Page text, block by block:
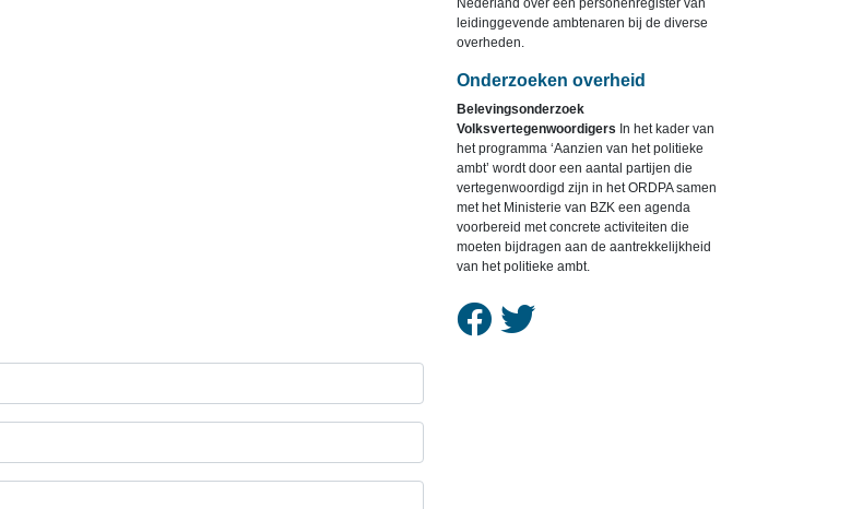
Nederland over een personenregister van
leidinggevende ambtenaren bij de diverse
overheden.
Onderzoeken overheid
Belevingsonderzoek
Volksvertegenwoordigers In het kader van
het programma ‘Aanzien van het politieke
ambt’ wordt door een aantal partijen die
vertegenwoordigd zijn in het ORDPA samen
met het Ministerie van BZK een agenda
voorbereid met concrete activiteiten die
moeten bijdragen aan de aantrekkelijkheid
van het politieke ambt.